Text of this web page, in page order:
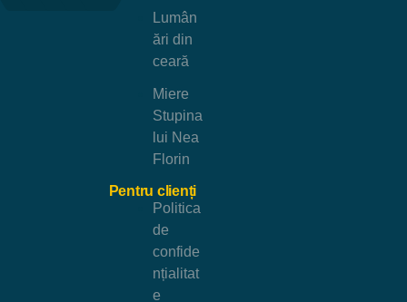
Lumân
ări din
ceară
Miere
Stupina
lui Nea
Florin
Pentru clienți
Politica
de
confide
nțialitat
e